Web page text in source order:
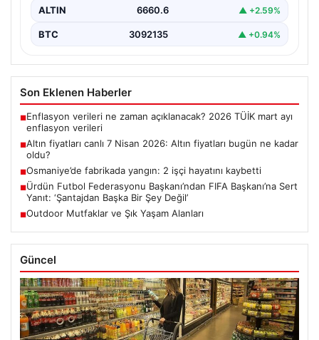
ALTIN 6660.6 ▲ +2.59%
BTC 3092135 ▲ +0.94%
Son Eklenen Haberler
■Enflasyon verileri ne zaman açıklanacak? 2026 TÜİK mart ayı
enflasyon verileri
■Altın fiyatları canlı 7 Nisan 2026: Altın fiyatları bugün ne kadar
oldu?
■Osmaniye’de fabrikada yangın: 2 işçi hayatını kaybetti
■Ürdün Futbol Federasyonu Başkanı’ndan FIFA Başkanı’na Sert
Yanıt: ‘Şantajdan Başka Bir Şey Değil’
■Outdoor Mutfaklar ve Şık Yaşam Alanları
Güncel